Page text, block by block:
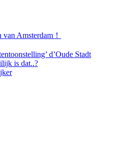
Amsterdam！
d’Oude Stadt
is dat..?